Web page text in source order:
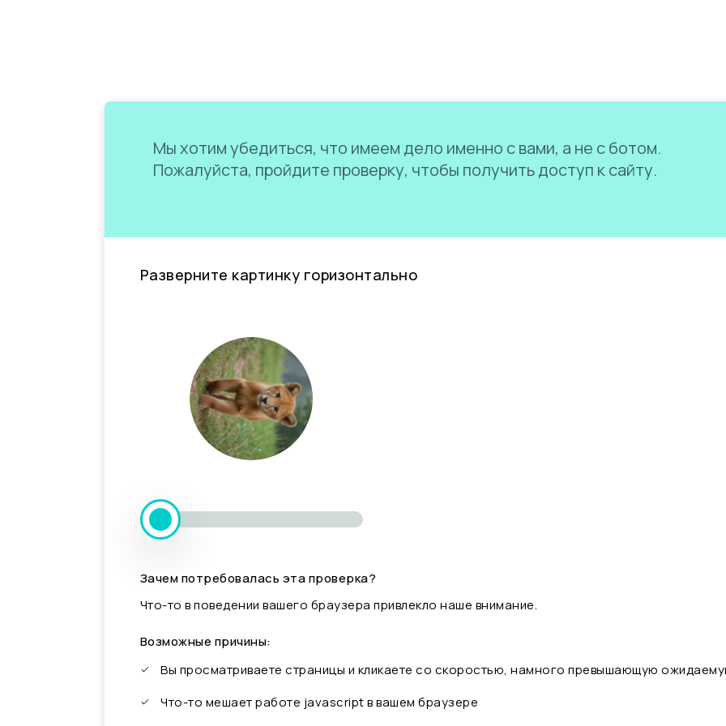
Мы хотим убедиться, что имеем дело именно с вами, а не с ботом.
Пожалуйста, пройдите проверку, чтобы получить доступ к сайту.
Разверните картинку горизонтально
Зачем потребовалась эта проверка?
Что-то в поведении вашего браузера привлекло наше внимание.
Возможные причины:
Вы просматриваете страницы и кликаете со скоростью, намного превышающую
Что-то мешает работе javascript в вашем браузере